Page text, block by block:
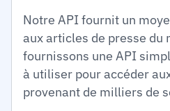
Notre API fournit un
aux articles de presse du
fournissons une API
à utiliser pour accéder
provenant de milliers de